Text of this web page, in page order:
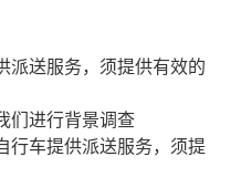
派送服务，须提供有效的
们进行背景调查
行车提供派送服务，须提